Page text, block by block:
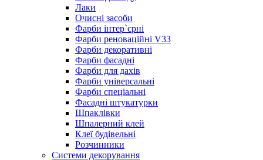
Лаки
Очисні засоби
Фарби інтер`єрні
Фарби реноваційні V33
Фарби декоративні
Фарби фасадні
Фарби для дахів
Фарби універсальні
Фарби спеціальні
Фасадні штукатурки
Шпаклівки
Шпалерний клей
Клеї будівельні
Розчинники
Системи декорування